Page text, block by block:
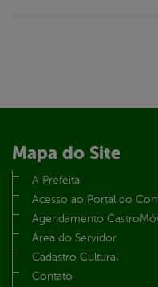
Mapa do Site
A Prefeita
Acesso ao Portal do
Agendamento
Área do Servidor
Cadastro Cultural
Contato